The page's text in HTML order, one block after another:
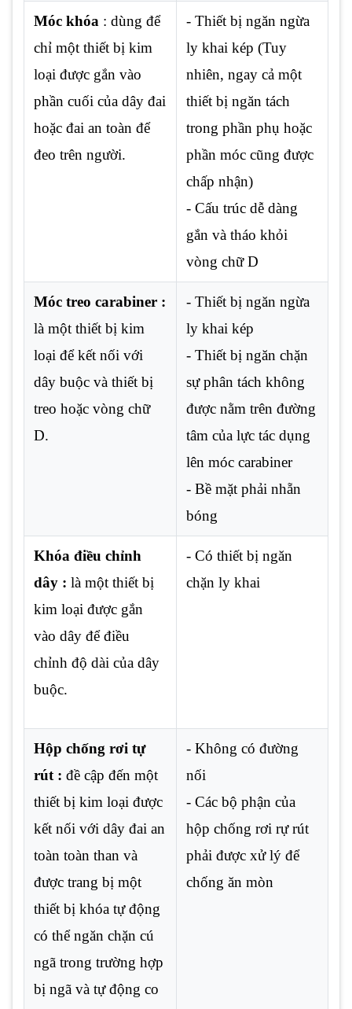
Móc khóa : dùng để
chỉ một thiết bị kim
loại được gắn vào
phần cuối của dây đai
hoặc đai an toàn để
đeo trên người.
- Thiết bị ngăn ngừa
ly khai kép (Tuy
nhiên, ngay cả một
thiết bị ngăn tách
trong phần phụ hoặc
phần móc cũng được
chấp nhận)
- Cấu trúc dễ dàng
gắn và tháo khỏi
vòng chữ D
Móc treo carabiner :
là một thiết bị kim
loại để kết nối với
dây buộc và thiết bị
treo hoặc vòng chữ
D.
- Thiết bị ngăn ngừa
ly khai kép
- Thiết bị ngăn chặn
sự phân tách không
được nằm trên đường
tâm của lực tác dụng
lên móc carabiner
- Bề mặt phải nhẵn
bóng
Khóa điều chỉnh
dây : là một thiết bị
kim loại được gắn
vào dây để điều
chỉnh độ dài của dây
buộc.
- Có thiết bị ngăn
chặn ly khai
Hộp chống rơi tự
rút : đề cập đến một
thiết bị kim loại được
kết nối với dây đai an
toàn toàn than và
được trang bị một
thiết bị khóa tự động
có thể ngăn chặn cú
ngã trong trường hợp
bị ngã và tự động co
- Không có đường
nối
- Các bộ phận của
hộp chống rơi rự rút
phải được xử lý để
chống ăn mòn